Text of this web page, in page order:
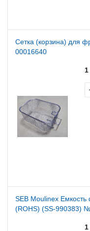
Сетка (корзина) для
00016640
SEB Moulinex
(ROHS) (SS-990383)